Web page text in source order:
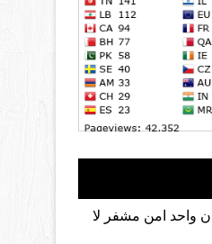
واحد امن مشفر لا